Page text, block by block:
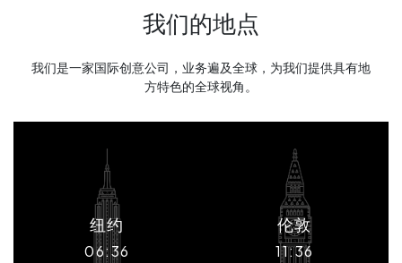
我们的地点
我们是一家国际创意公司，业务遍及全球，为我们提供具有地
方特色的全球视角。
纽约
06:36
伦敦
11:36